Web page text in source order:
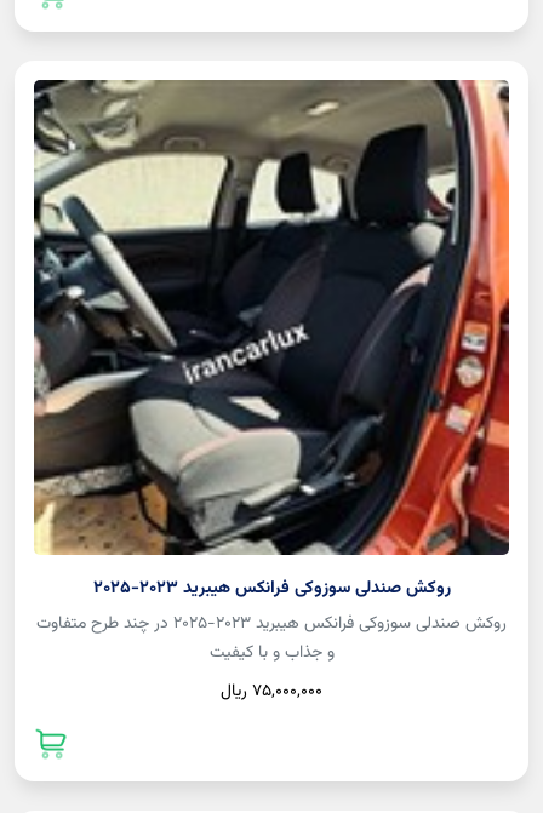
روکش صندلی سوزوکی فرانکس هیبرید 2023-2025
روکش صندلی سوزوکی فرانکس هیبرید 2023-2025 در چند طرح متفاوت
و جذاب و با کیفیت
75,000,000 ريال